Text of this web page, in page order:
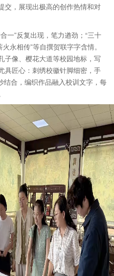
交，展现出极高的创作热情和对
一”反复出现，笔力遒劲；“三十
永相传”等自撰贺联字字含情。
子像、樱花大道等校园地标，写
具匠心：刺绣校徽针脚细密，手
结合，编织作品融入校训文字，每